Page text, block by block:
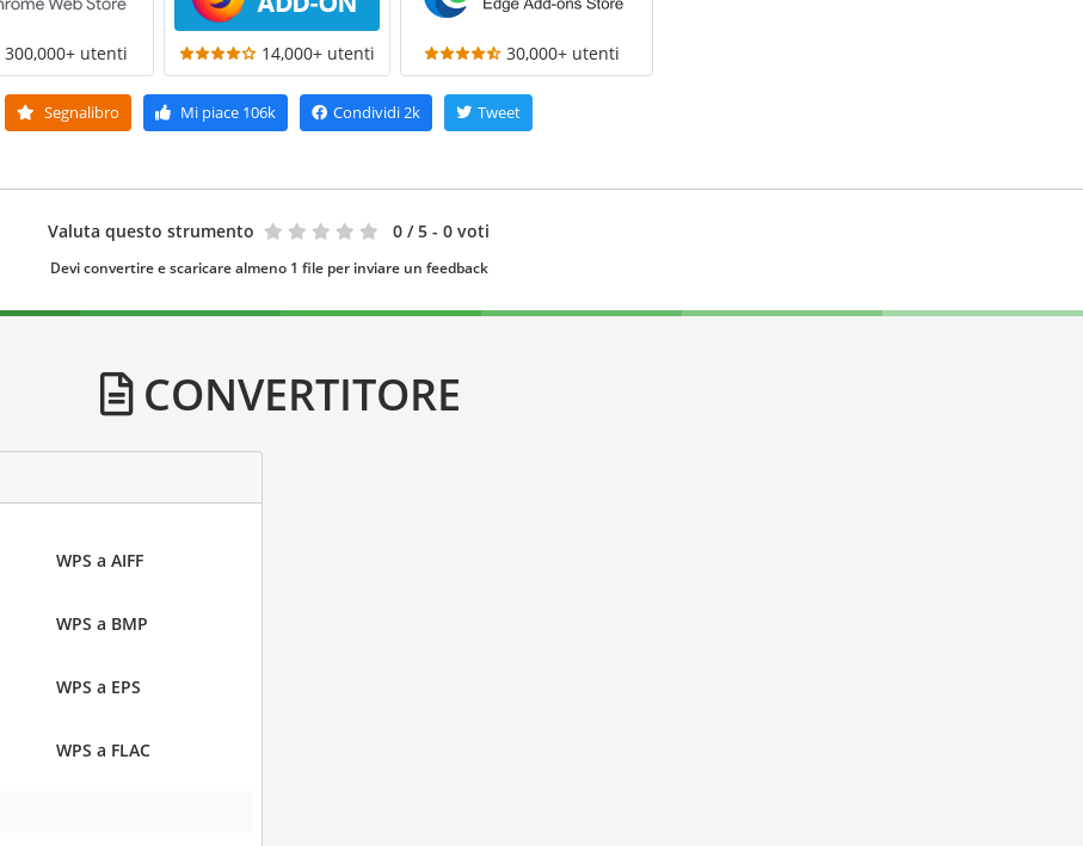
300,000+ utenti 14,000+ utenti 30,000+ utenti
Segnalibro Mi piace 106k Condividi2k Tweet
Valuta questo strumento 0 / 5 - 0 voti
Devi convertire e scaricare almeno 1 file per inviare un feedback
CONVERTITORE
WPS a AIFF
WPS a BMP
WPS a EPS
WPS a FLAC